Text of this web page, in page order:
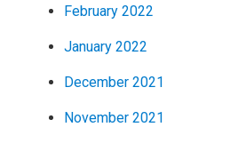
February 2022
January 2022
December 2021
November 2021